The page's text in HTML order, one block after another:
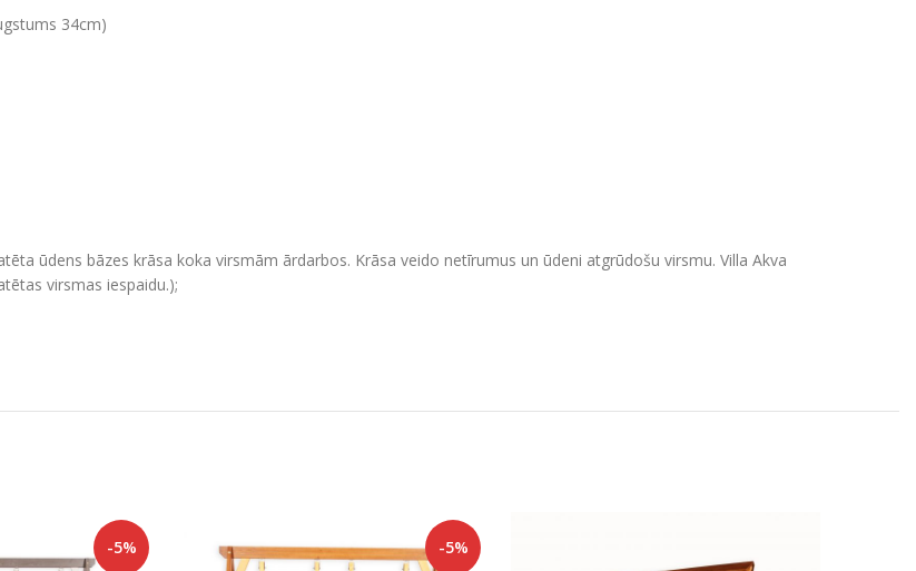
34cm)
ūdens bāzes krāsa koka virsmām ārdarbos. Krāsa veido netīrumus un ūdeni atgrūdošu virsmu. Villa Akva
virsmas iespaidu.);
-5% -5%